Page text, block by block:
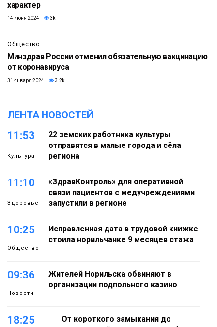
характер
14 июня 2024 3k
Общество
Минздрав России отменил обязательную вакцинацию
от коронавируса
31 января 2024 3.2k
ЛЕНТА НОВОСТЕЙ
11:53
Культура
22 земских работника культуры
отправятся в малые города и сёла
региона
11:10
Здоровье
«ЗдравКонтроль» для оперативной
связи пациентов с медучреждениями
запустили в регионе
10:25
Общество
Исправленная дата в трудовой книжке
стоила норильчанке 9 месяцев стажа
09:36
Новости
Жителей Норильска обвиняют в
организации подпольного казино
18:25
От короткого замыкания до